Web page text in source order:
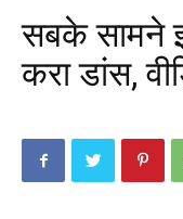
सबके सामने
करा डांस,